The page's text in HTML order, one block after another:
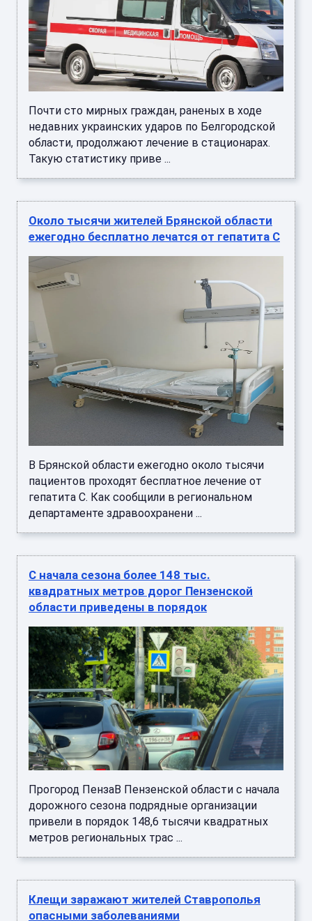
Почти сто мирных граждан, раненых в ходе
недавних украинских ударов по Белгородской
области, продолжают лечение в стационарах.
Такую статистику приве ...
Около тысячи жителей Брянской области
ежегодно бесплатно лечатся от гепатита С
В Брянской области ежегодно около тысячи
пациентов проходят бесплатное лечение от
гепатита С. Как сообщили в региональном
департаменте здравоохранени ...
С начала сезона более 148 тыс.
квадратных метров дорог Пензенской
области приведены в порядок
Прогород ПензаВ Пензенской области с начала
дорожного сезона подрядные организации
привели в порядок 148,6 тысячи квадратных
метров региональных трас ...
Клещи заражают жителей Ставрополья
опасными заболеваниями